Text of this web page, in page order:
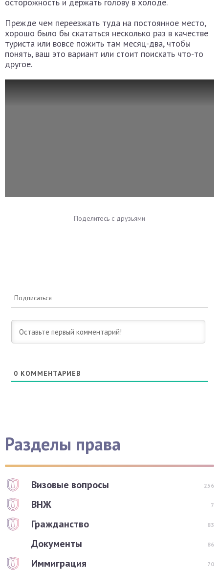
Прежде чем переезжать туда на постоянное место,
хорошо было бы скататься несколько раз в качестве
туриста или вовсе пожить там месяц-два, чтобы
понять, ваш это вариант или стоит поискать что-то
другое.
Поделитесь с друзьями
Подписаться
0 КОММЕНТАРИЕВ
Разделы права
Визовые вопросы 256
ВНЖ 7
Гражданство 83
Документы 86
Иммиграция 70